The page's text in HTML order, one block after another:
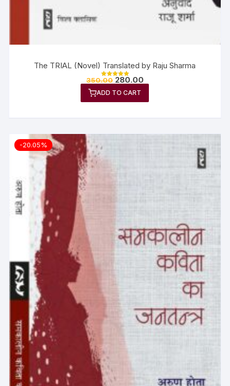
The TRIAL (Novel) Translated by Raju Sharma
Rated
out of 5
350.00 280.00
ADD TO CART
-20.05%